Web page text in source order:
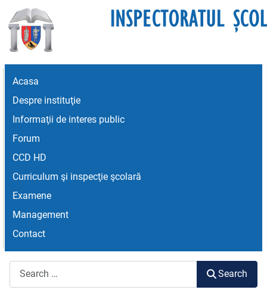
Acasa
Despre instituţie
Informaţii de interes public
Forum
CCD HD
Curriculum şi inspecţie şcolară
Examene
Management
Contact
Search